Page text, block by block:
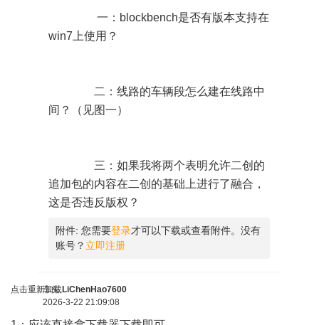
一：blockbench是否有版本支持在
win7上使用？
二：线路的车辆段怎么建在线路中
间？（见图一）
三：如果我将两个表明允许二创的
追加包的内容在二创的基础上进行了融合，
这是否违反版权？
附件: 您需要登录才可以下载或查看附件。没有
账号？ 立即注册
点击重新加载
车头 LiChenHao7600
2026-3-22 21:09:08